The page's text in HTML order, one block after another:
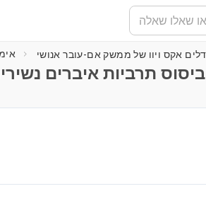
ביסוס תרביות איברים